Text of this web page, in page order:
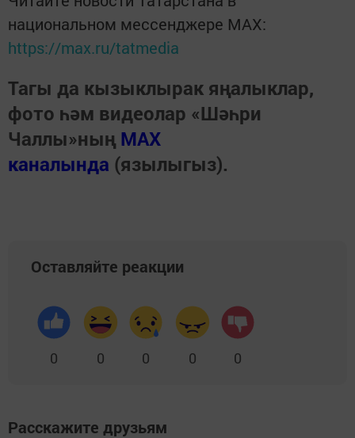
национальном мессенджере MАХ:
https://max.ru/tatmedia
Тагы да кызыклырак яңалыклар,
фото һәм видеолар «Шәһри
Чаллы»ның MAX
каналында (язылыгыз).
Оставляйте реакции
0 0 0 0 0
Расскажите друзьям